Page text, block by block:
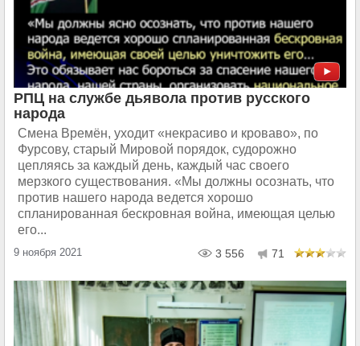
РПЦ на службе дьявола против русского
народа
Смена Времён, уходит «некрасиво и кроваво», по
Фурсову, старый Мировой порядок, судорожно
цепляясь за каждый день, каждый час своего
мерзкого существования. «Мы должны осознать, что
против нашего народа ведется хорошо
спланированная бескровная война, имеющая целью
его...
9 ноября 2021 3 556 71